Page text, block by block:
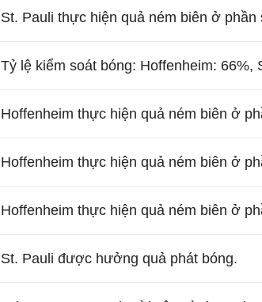
St. Pauli thực hiện quả ném biên ở phần
Tỷ lệ kiểm soát bóng: Hoffenheim: 66%,
Hoffenheim thực hiện quả ném biên ở
Hoffenheim thực hiện quả ném biên ở
Hoffenheim thực hiện quả ném biên ở
St. Pauli được hưởng quả phát bóng.